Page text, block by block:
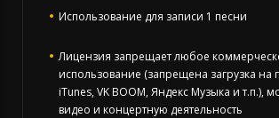
Использование для записи 1 песни
Лицензия запрещает любое
использование (запрещена загрузка на
iTunes, VK BOOM, Яндекс Музыка и т.п.),
видео и концертную деятельность